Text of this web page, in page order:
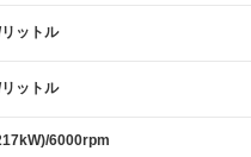
ットル
ットル
6000rpm